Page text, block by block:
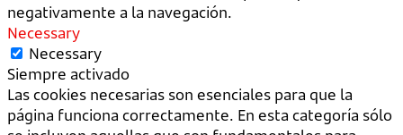
negativamente a la navegación.
Necessary
Necessary
Siempre activado
Las cookies necesarias son esenciales para que la
página funciona correctamente. En esta categoría sólo